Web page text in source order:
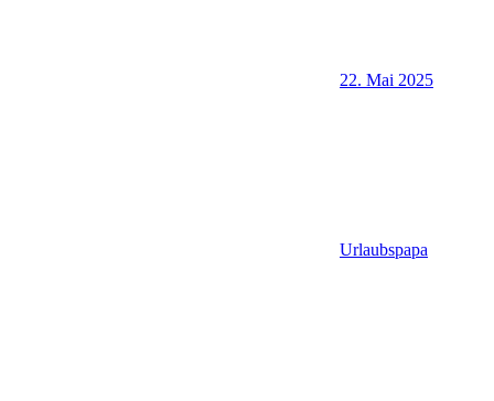
22. Mai 2025
Urlaubspapa